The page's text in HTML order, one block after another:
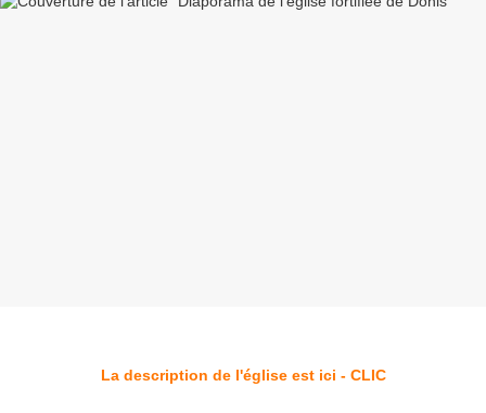
La description de l'église est ici - CLIC